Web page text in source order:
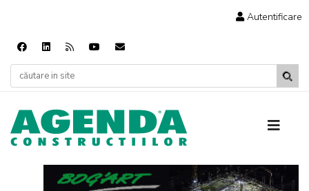
Autentificare